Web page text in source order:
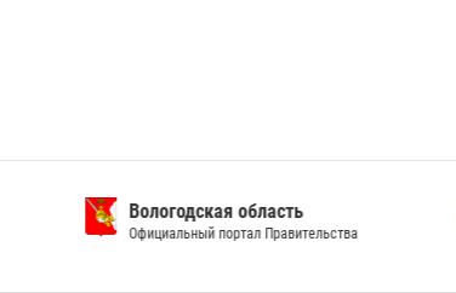
Вологодская область
Официальный портал Правительства